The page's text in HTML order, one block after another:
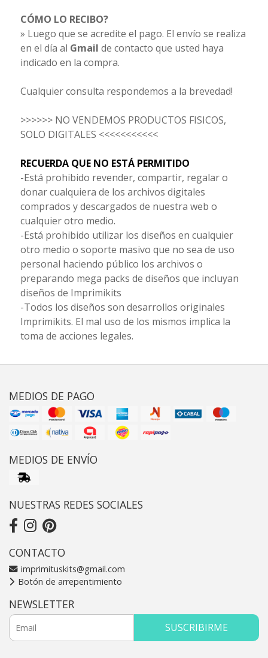
CÓMO LO RECIBO?
» Luego que se acredite el pago. El envío se realiza
en el día al Gmail de contacto que usted haya
indicado en la compra.
Cualquier consulta respondemos a la brevedad!
>>>>>> NO VENDEMOS PRODUCTOS FISICOS,
SOLO DIGITALES <<<<<<<<<<<
RECUERDA QUE NO ESTÁ PERMITIDO
-Está prohibido revender, compartir, regalar o
donar cualquiera de los archivos digitales
comprados y descargados de nuestra web o
cualquier otro medio.
-Está prohibido utilizar los diseños en cualquier
otro medio o soporte masivo que no sea de uso
personal haciendo público los archivos o
preparando mega packs de diseños que incluyan
diseños de Imprimikits
-Todos los diseños son desarrollos originales
Imprimikits. El mal uso de los mismos implica la
toma de acciones legales.
MEDIOS DE PAGO
MEDIOS DE ENVÍO
NUESTRAS REDES SOCIALES
CONTACTO
imprimituskits@gmail.com
Botón de arrepentimiento
NEWSLETTER
SUSCRIBIRME